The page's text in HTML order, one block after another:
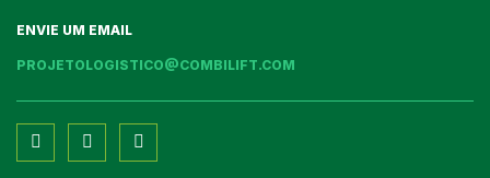
ENVIE UM EMAIL
PROJETOLOGISTICO@COMBILIFT.COM